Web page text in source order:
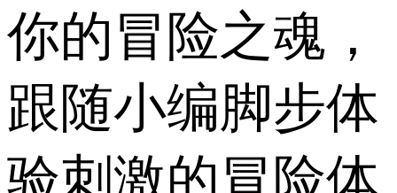
你的冒险之魂，
跟随小编脚步体
验刺激的冒险体